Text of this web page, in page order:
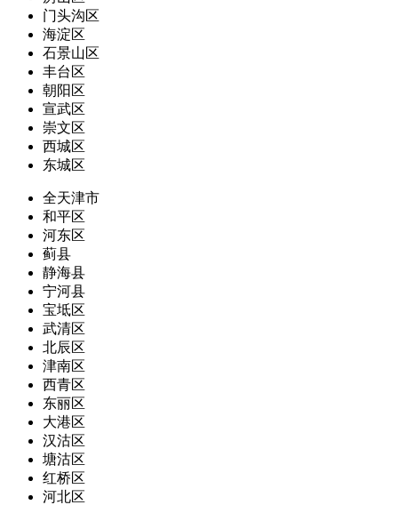
门头沟区
海淀区
石景山区
丰台区
朝阳区
宣武区
崇文区
西城区
东城区
全天津市
和平区
河东区
蓟县
静海县
宁河县
宝坻区
武清区
北辰区
津南区
西青区
东丽区
大港区
汉沽区
塘沽区
红桥区
河北区